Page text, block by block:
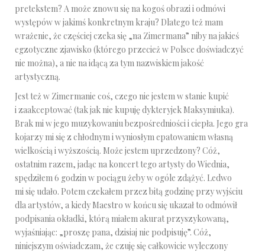
pretekstem? A może znowu się na kogoś obrazi i odmówi
występów w jakimś konkretnym kraju? Dlatego też mam
wrażenie, że częściej czeka się „na Zimermana” niby na jakieś
egzotyczne zjawisko (którego przecież w Polsce doświadczyć
nie można), a nie na idącą za tym nazwiskiem jakość
artystyczną.
Jest też w Zimermanie coś, czego nie jestem w stanie kupić
i zaakceptować (tak jak nie kupuję dykteryjek Maksymiuka).
Brak mi w jego muzykowaniu bezpośredniości i ciepła. Jego gra
kojarzy mi się z chłodnym i wyniosłym epatowaniem własną
wielkością i wyższością. Może jestem uprzedzony? Cóż,
ostatnim razem, jadąc na koncert tego artysty do Wiednia,
spędziłem 6 godzin w pociągu żeby w ogóle zdążyć. Ledwo
mi się udało. Potem czekałem przez bitą godzinę przy wyjściu
dla artystów, a kiedy Maestro w końcu się ukazał to odmówił
podpisania okładki, którą miałem akurat przyszykowaną,
wyjaśniając: „proszę pana, dzisiaj nie podpisuję”. Cóż,
niniejszym oświadczam, że czuję się całkowicie wyleczony